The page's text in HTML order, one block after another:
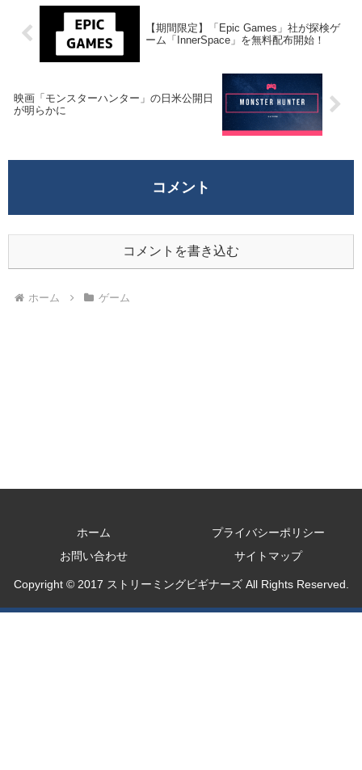
【期間限定】「Epic Games」社が探検ゲ
ーム「InnerSpace」を無料配布開始！
映画「モンスターハンター」の日米公開日
が明らかに
コメント
コメントを書き込む
ホーム ゲーム
ホーム
プライバシーポリシー
お問い合わせ
サイトマップ
Copyright © 2017 ストリーミングビギナーズ All Rights Reserved.